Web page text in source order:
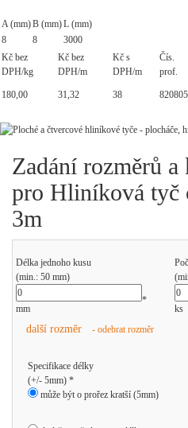
A (mm)B (mm)L (mm)
8
8
3000
Kč bez
DPH/kg
Kč bez
DPH/m
Kč s
DPH/m
Čís.
prof.
180,00 31,32 38 820805
Zadání rozměrů a
pro Hliníková tyč
3m
Délka jednoho kusu
(min.: 50 mm)
mm
*
ks
další rozměr - odebrat rozměr
Specifikace délky
(+/- 5mm) *
může být o prořez kratší (5mm)